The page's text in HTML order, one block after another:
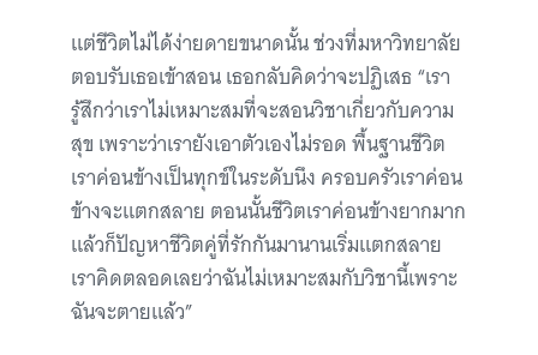
แต่ชีวิตไม่ได้ง่ายดายขนาดนั้น ช่วงที่มหาวิทยาลัย
ตอบรับเธอเข้าสอน เธอกลับคิดว่าจะปฏิเสธ “เรา
รู้สึกว่าเราไม่เหมาะสมที่จะสอนวิชาเกี่ยวกับความ
สุข เพราะว่าเรายังเอาตัวเองไม่รอด พื้นฐานชีวิต
เราค่อนข้างเป็นทุกข์ในระดับนึง ครอบครัวเราค่อน
ข้างจะแตกสลาย ตอนนั้นชีวิตเราค่อนข้างยากมาก
แล้วก็ปัญหาชีวิตคู่ที่รักกันมานานเริ่มแตกสลาย
เราคิดตลอดเลยว่าฉันไม่เหมาะสมกับวิชานี้เพราะ
ฉันจะตายแล้ว”